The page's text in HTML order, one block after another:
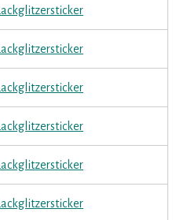
Lackglitzersticker
Lackglitzersticker
Lackglitzersticker
Lackglitzersticker
Lackglitzersticker
Lackglitzersticker